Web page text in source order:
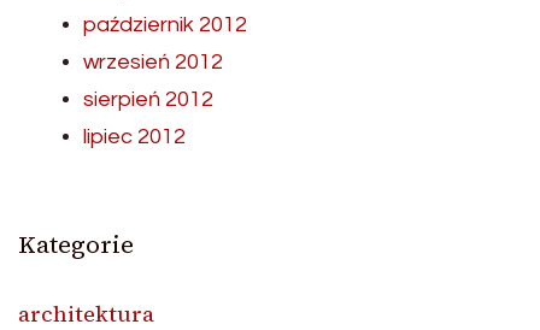
październik 2012
wrzesień 2012
sierpień 2012
lipiec 2012
Kategorie
architektura